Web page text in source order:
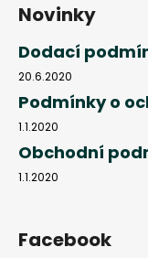
Novinky
Dodací
20.6.2020
Podmínky o
1.1.2020
Obchodní
1.1.2020
Facebook